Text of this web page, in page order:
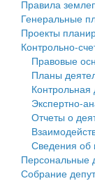
Проекты
Собрание
Городское
Сельские
Правила
Генеральные
Проекты
Контрольно-
Правовые
Планы
Контрольная
Экспертно-
Отчеты о
Сведения об
Персональные
Собрание